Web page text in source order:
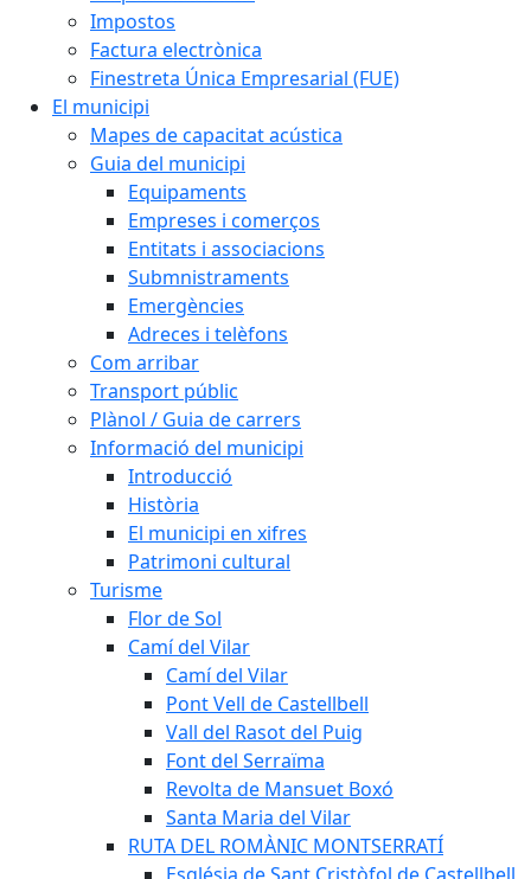
Impostos
Factura electrònica
Finestreta Única Empresarial (FUE)
El municipi
Mapes de capacitat acústica
Guia del municipi
Equipaments
Empreses i comerços
Entitats i associacions
Submnistraments
Emergències
Adreces i telèfons
Com arribar
Transport públic
Plànol / Guia de carrers
Informació del municipi
Introducció
Història
El municipi en xifres
Patrimoni cultural
Turisme
Flor de Sol
Camí del Vilar
Camí del Vilar
Pont Vell de Castellbell
Vall del Rasot del Puig
Font del Serraïma
Revolta de Mansuet Boxó
Santa Maria del Vilar
RUTA DEL ROMÀNIC MONTSERRATÍ